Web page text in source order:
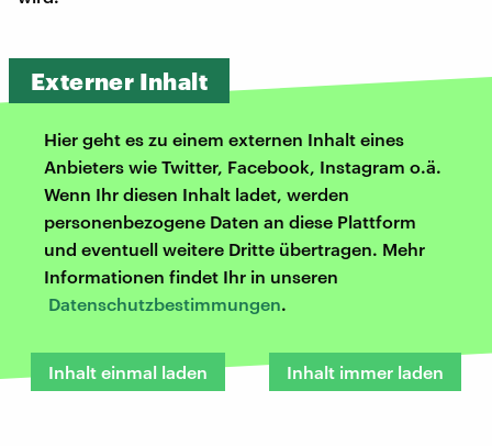
Externer Inhalt
Hier geht es zu einem externen Inhalt eines
Anbieters wie Twitter, Facebook, Instagram o.ä.
Wenn Ihr diesen Inhalt ladet, werden
personenbezogene Daten an diese Plattform
und eventuell weitere Dritte übertragen. Mehr
Informationen findet Ihr in unseren
Datenschutzbestimmungen.
Inhalt einmal laden Inhalt immer laden